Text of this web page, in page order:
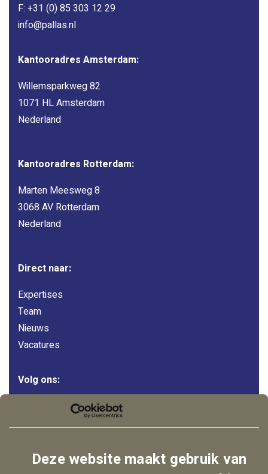
Deze website maakt gebruik van
F: +31 (0) 85 303 12 29
info@pallas.nl
Kantooradres Amsterdam:
Willemsparkweg 82
1071 HL Amsterdam
Nederland
Kantooradres Rotterdam:
Marten Meesweg 8
3068 AV Rotterdam
Nederland
Direct naar:
Expertises
Team
Nieuws
Vacatures
Volg ons:
YouTube